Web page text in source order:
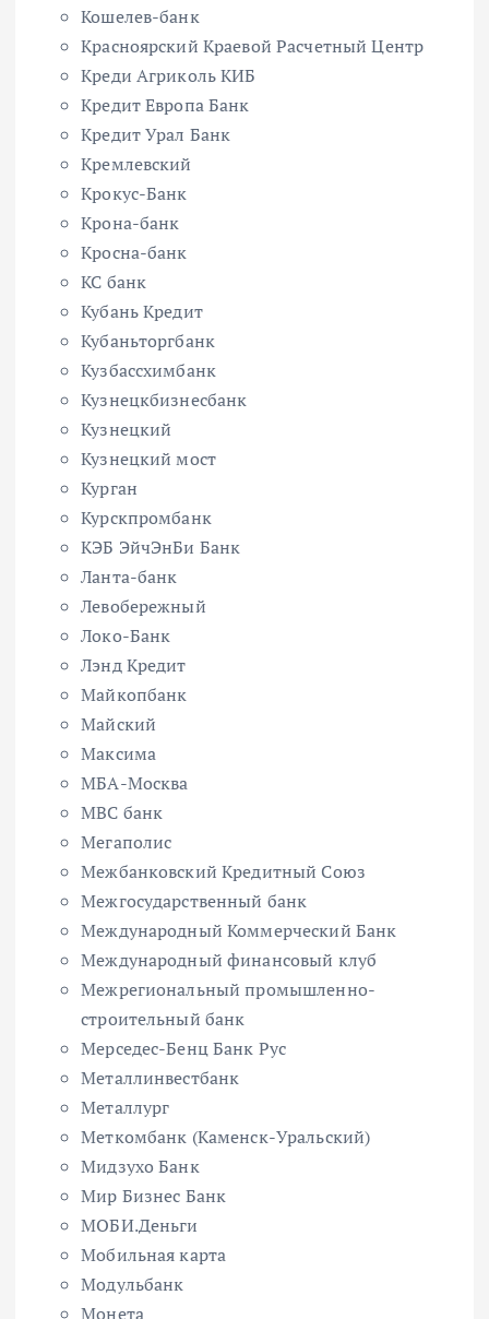
Кошелев-банк
Красноярский Краевой Расчетный Центр
Креди Агриколь КИБ
Кредит Европа Банк
Кредит Урал Банк
Кремлевский
Крокус-Банк
Крона-банк
Кросна-банк
КС банк
Кубань Кредит
Кубаньторгбанк
Кузбассхимбанк
Кузнецкбизнесбанк
Кузнецкий
Кузнецкий мост
Курган
Курскпромбанк
КЭБ ЭйчЭнБи Банк
Ланта-банк
Левобережный
Локо-Банк
Лэнд Кредит
Майкопбанк
Майский
Максима
МБА-Москва
МВС банк
Мегаполис
Межбанковский Кредитный Союз
Межгосударственный банк
Международный Коммерческий Банк
Международный финансовый клуб
Межрегиональный промышленно-
строительный банк
Мерседес-Бенц Банк Рус
Металлинвестбанк
Металлург
Меткомбанк (Каменск-Уральский)
Мидзухо Банк
Мир Бизнес Банк
МОБИ.Деньги
Мобильная карта
Модульбанк
Монета